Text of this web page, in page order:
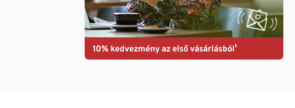
10% kedvezmény az első vásárlásból¹